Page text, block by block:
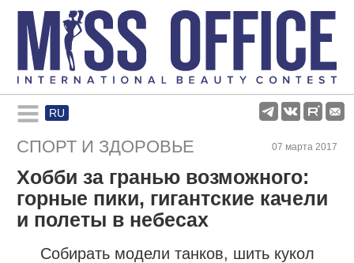
RU
Rules and regulations
About pageant
Participants
СПОРТ И ЗДОРОВЬЕ 07 марта 2017
Хобби за гранью возможного:
горные пики, гигантские качели
и полеты в небесах
Собирать модели танков, шить кукол